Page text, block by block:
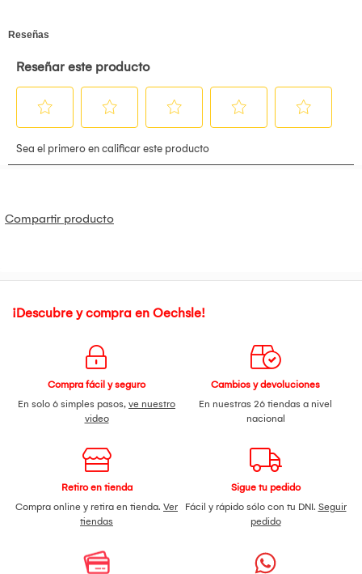
Compartir producto
¡Descubre y compra en Oechsle!
Compra fácil y seguro
En solo 6 simples pasos, ve nuestro
video
Cambios y devoluciones
En nuestras 26 tiendas a nivel
nacional
Retiro en tienda
Compra online y retira en tienda. Ver
tiendas
Sigue tu pedido
Fácil y rápido sólo con tu DNI. Seguir
pedido